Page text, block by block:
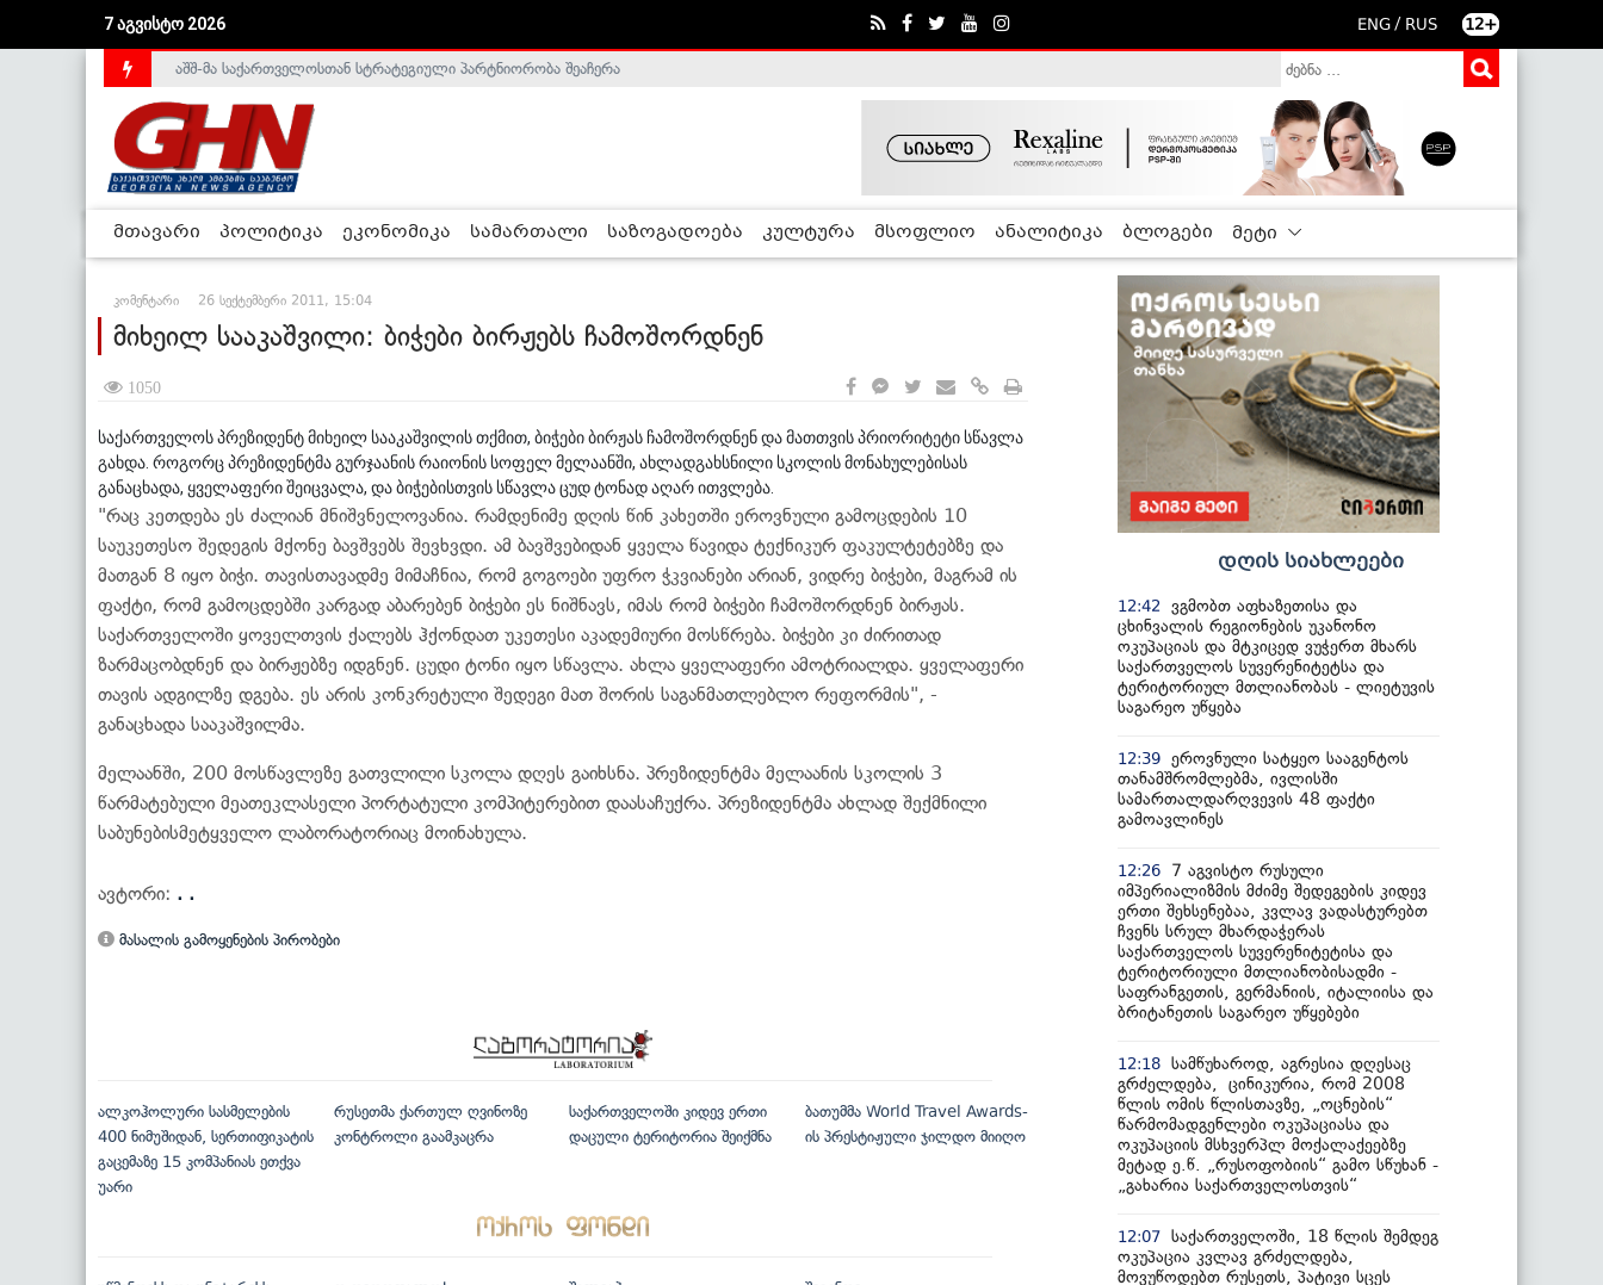
7 აგვისტო 2026 ENG / RUS 12+
საქართველოს დე-ფაქტო მთავრობა არალეგიტიმურია - ჰელსინკის კომისია
აშშ-მა საქართველოსთან სტრატეგიული პარტნიორობა შეაჩერა
მთავარი პოლიტიკა ეკონომიკა სამართალი საზოგადოება კულტურა მსოფლიო ანალიტიკა ბლოგები მეტი
კომენტარი 26 სექტემბერი 2011, 15:04
მიხეილ სააკაშვილი: ბიჭები ბირჟებს ჩამოშორდნენ
1050
საქართველოს პრეზიდენტ მიხეილ სააკაშვილის თქმით, ბიჭები ბირჟას ჩამოშორდნენ და მათთვის პრიორიტეტი სწავლა
გახდა. როგორც პრეზიდენტმა გურჯაანის რაიონის სოფელ მელაანში, ახლადგახსნილი სკოლის მონახულებისას
განაცხადა, ყველაფერი შეიცვალა, და ბიჭებისთვის სწავლა ცუდ ტონად აღარ ითვლება.
"რაც კეთდება ეს ძალიან მნიშვნელოვანია. რამდენიმე დღის წინ კახეთში ეროვნული გამოცდების 10
საუკეთესო შედეგის მქონე ბავშვებს შევხვდი. ამ ბავშვებიდან ყველა წავიდა ტექნიკურ ფაკულტეტებზე და
მათგან 8 იყო ბიჭი. თავისთავადმე მიმაჩნია, რომ გოგოები უფრო ჭკვიანები არიან, ვიდრე ბიჭები, მაგრამ ის
ფაქტი, რომ გამოცდებში კარგად აბარებენ ბიჭები ეს ნიშნავს, იმას რომ ბიჭები ჩამოშორდნენ ბირჟას.
საქართველოში ყოველთვის ქალებს ჰქონდათ უკეთესი აკადემიური მოსწრება. ბიჭები კი ძირითად
ზარმაცობდნენ და ბირჟებზე იდგნენ. ცუდი ტონი იყო სწავლა. ახლა ყველაფერი ამოტრიალდა. ყველაფერი
თავის ადგილზე დგება. ეს არის კონკრეტული შედეგი მათ შორის საგანმათლებლო რეფორმის", -
განაცხადა სააკაშვილმა.
მელაანში, 200 მოსწავლეზე გათვლილი სკოლა დღეს გაიხსნა. პრეზიდენტმა მელაანის სკოლის 3
წარმატებული მეათეკლასელი პორტატული კომპიტერებით დაასაჩუქრა. პრეზიდენტმა ახლად შექმნილი
საბუნებისმეტყველო ლაბორატორიაც მოინახულა.
ავტორი: . .
მასალის გამოყენების პირობები
ალკოჰოლური სასმელების
400 ნიმუშიდან, სერთიფიკატის
გაცემაზე 15 კომპანიას ეთქვა
უარი
რუსეთმა ქართულ ღვინოზე
კონტროლი გაამკაცრა
საქართველოში კიდევ ერთი
დაცული ტერიტორია შეიქმნა
ბათუმმა World Travel Awards-
ის პრესტიჟული ჯილდო მიიღო
დღის სიახლეები
12:42
ვგმობთ აფხაზეთისა და
ცხინვალის რეგიონების უკანონო
ოკუპაციას და მტკიცედ ვუჭერთ მხარს
საქართველოს სუვერენიტეტსა და
ტერიტორიულ მთლიანობას - ლიეტუვის
საგარეო უწყება
12:39 ეროვნული სატყეო სააგენტოს
თანამშრომლებმა, ივლისში
სამართალდარღვევის 48 ფაქტი
გამოავლინეს
12:26
7 აგვისტო რუსული
იმპერიალიზმის მძიმე შედეგების კიდევ
ერთი შეხსენებაა, კვლავ ვადასტურებთ
ჩვენს სრულ მხარდაჭერას
საქართველოს სუვერენიტეტისა და
ტერიტორიული მთლიანობისადმი -
საფრანგეთის, გერმანიის, იტალიისა და
ბრიტანეთის საგარეო უწყებები
12:18 სამწუხაროდ, აგრესია დღესაც
გრძელდება, ცინიკურია, რომ 2008
წლის ომის წლისთავზე, „ოცნების“
წარმომადგენლები ოკუპაციასა და
ოკუპაციის მსხვერპლ მოქალაქეებზე
მეტად ე.წ. „რუსოფობიის“ გამო სწუხან -
„გახარია საქართველოსთვის“
12:07 საქართველოში, 18 წლის შემდეგ
ოკუპაცია კვლავ გრძელდება,
მოვუწოდებთ რუსეთს, პატივი სცეს